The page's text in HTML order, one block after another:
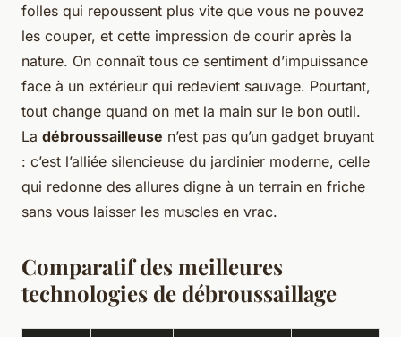
folles qui repoussent plus vite que vous ne pouvez
les couper, et cette impression de courir après la
nature. On connaît tous ce sentiment d’impuissance
face à un extérieur qui redevient sauvage. Pourtant,
tout change quand on met la main sur le bon outil.
La débroussailleuse n’est pas qu’un gadget bruyant
: c’est l’alliée silencieuse du jardinier moderne, celle
qui redonne des allures digne à un terrain en friche
sans vous laisser les muscles en vrac.
Comparatif des meilleures
technologies de débroussaillage